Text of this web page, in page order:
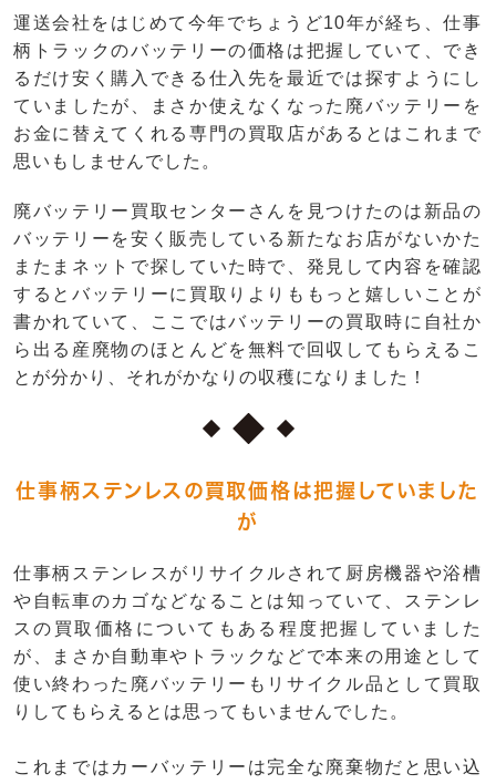
運送会社をはじめて今年でちょうど10年が経ち、仕事
柄トラックのバッテリーの価格は把握していて、でき
るだけ安く購入できる仕入先を最近では探すようにし
ていましたが、まさか使えなくなった廃バッテリーを
お金に替えてくれる専門の買取店があるとはこれまで
思いもしませんでした。
廃バッテリー買取センターさんを見つけたのは新品の
バッテリーを安く販売している新たなお店がないかた
またまネットで探していた時で、発見して内容を確認
するとバッテリーに買取りよりももっと嬉しいことが
書かれていて、ここではバッテリーの買取時に自社か
ら出る産廃物のほとんどを無料で回収してもらえるこ
とが分かり、それがかなりの収穫になりました！
仕事柄ステンレスの買取価格は把握していました
が
仕事柄ステンレスがリサイクルされて厨房機器や浴槽
や自転車のカゴなどなることは知っていて、ステンレ
スの買取価格についてもある程度把握していました
が、まさか自動車やトラックなどで本来の用途として
使い終わった廃バッテリーもリサイクル品として買取
りしてもらえるとは思ってもいませんでした。
これまではカーバッテリーは完全な廃棄物だと思い込